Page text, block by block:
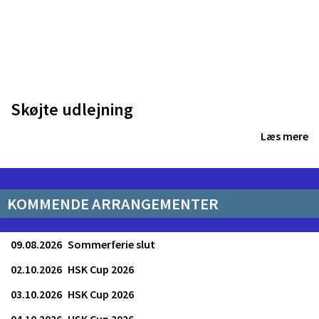
Skøjte udlejning
Læs mere
KOMMENDE ARRANGEMENTER
Sommerferie slut
09.08.2026
HSK Cup 2026
02.10.2026
HSK Cup 2026
03.10.2026